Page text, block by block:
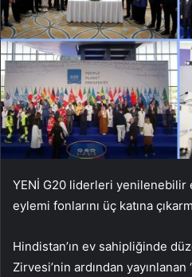
YENİ G20 liderleri
eylemi fonlarını üç katına
Hindistan’ın ev sahipliğinde
Zirvesi’nin ardından